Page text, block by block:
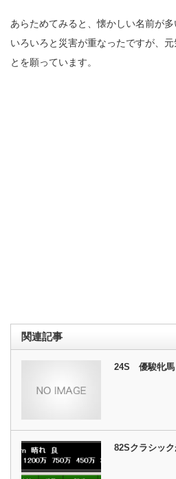
あらためてみると、懐かしい名前が多
いろいろと災害が重なったですが、
とを願っています。
関連記事
24S 優駿牝馬
82Sクラシッ